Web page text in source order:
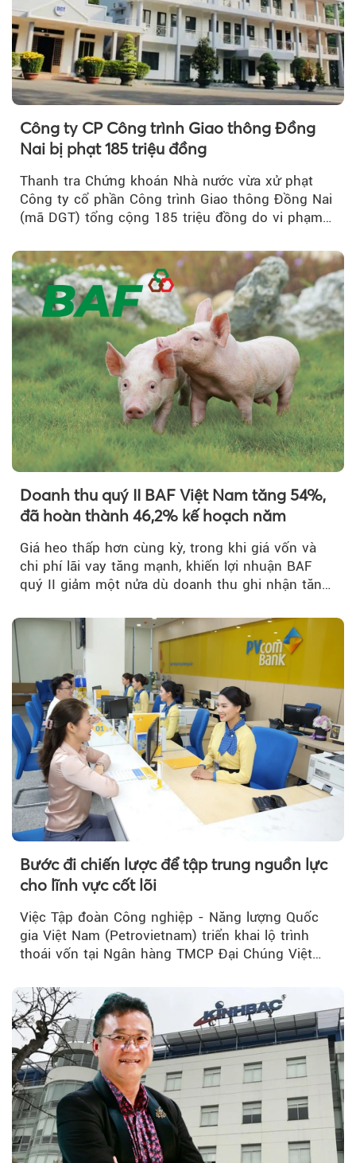
Công ty CP Công trình Giao thông Đồng
Nai bị phạt 185 triệu đồng
Thanh tra Chứng khoán Nhà nước vừa xử phạt
Công ty cổ phần Công trình Giao thông Đồng Nai
(mã DGT) tổng cộng 185 triệu đồng do vi phạm
Doanh thu quý II BAF Việt Nam tăng 54%,
đã hoàn thành 46,2% kế hoạch năm
Giá heo thấp hơn cùng kỳ, trong khi giá vốn và
chi phí lãi vay tăng mạnh, khiến lợi nhuận BAF
quý II giảm một nửa dù doanh thu ghi nhận tăng
Bước đi chiến lược để tập trung nguồn lực
cho lĩnh vực cốt lõi
Việc Tập đoàn Công nghiệp - Năng lượng Quốc
gia Việt Nam (Petrovietnam) triển khai lộ trình
thoái vốn tại Ngân hàng TMCP Đại Chúng Việt